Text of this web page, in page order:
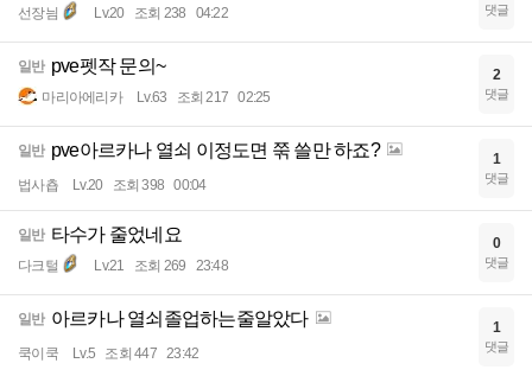
선장늼 Lv.20 조회 238 04:22 댓글
일반 pve펫작 문의~
마리아에리카 Lv.63 조회 217 02:25
2
댓글
일반 pve아르카나 열쇠 이정도면 쭊 쓸만 하죠?
법사춉 Lv.20 조회 398 00:04
1
댓글
일반 타수가 줄었네요
다크털 Lv.21 조회 269 23:48
0
댓글
일반 아르카나 열쇠졸업하는줄알았다
쿡이쿡 Lv.5 조회 447 23:42
1
댓글